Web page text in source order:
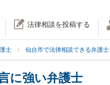
法律相談を投稿する
士 仙台市で法律相談できる弁護士
に強い弁護士